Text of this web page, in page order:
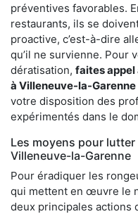
préventives favorables.
restaurants, ils se
proactive, c’est-à-dire
qu’il ne survienne. Pour
dératisation, faites appel
à Villeneuve-la-Garenne
votre disposition des
expérimentés dans le
Les moyens pour
Villeneuve-la-Garenne
Pour éradiquer les
qui mettent en œuvre le
deux principales actions